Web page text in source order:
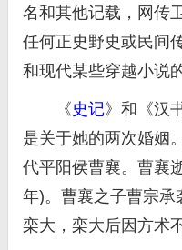
名和其他记载，网传
任何正史野史或民间
和现代某些穿越小说
《史记》和《汉
是关于她的两次婚姻
代平阳侯曹襄。曹襄
年)。曹襄之子曹宗
栾大，栾大后因方术